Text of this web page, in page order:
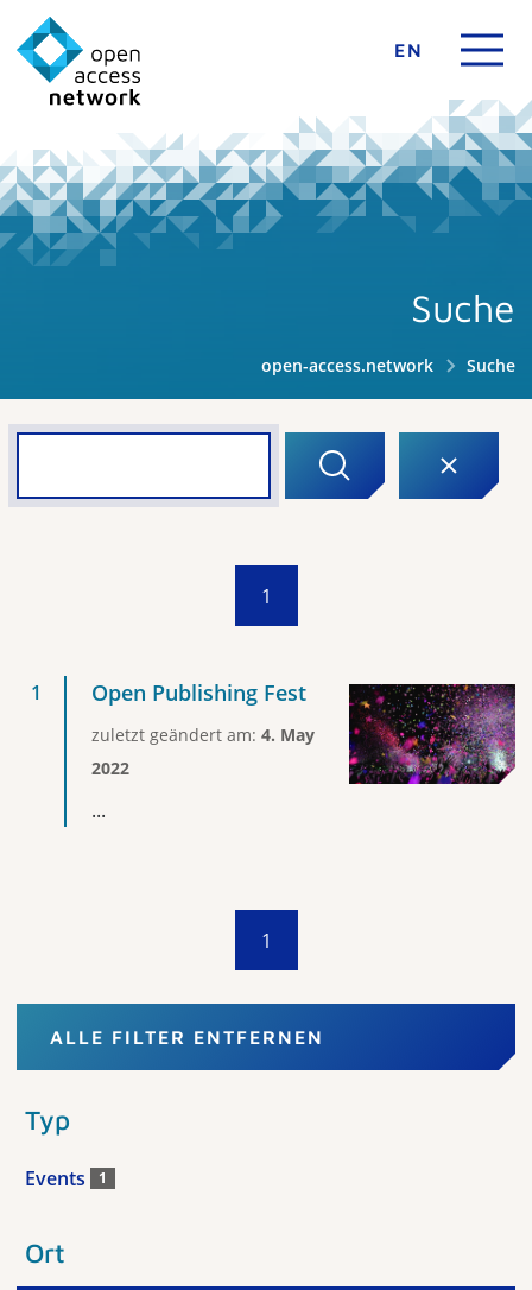
EN
Suche
open-access.network Suche
1
Open Publishing Fest
zuletzt geändert am: 4. May
2022
...
1
ALLE FILTER ENTFERNEN
Typ
Events 1
Ort